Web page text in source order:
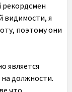
видимости, я
поэтому они
является
должности.
что